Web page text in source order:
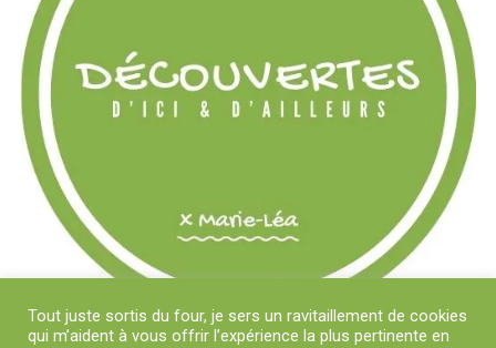
Tout juste sortis du four, je sers un ravitaillement de cookies
qui m’aident à vous offrir l’expérience la plus pertinente en